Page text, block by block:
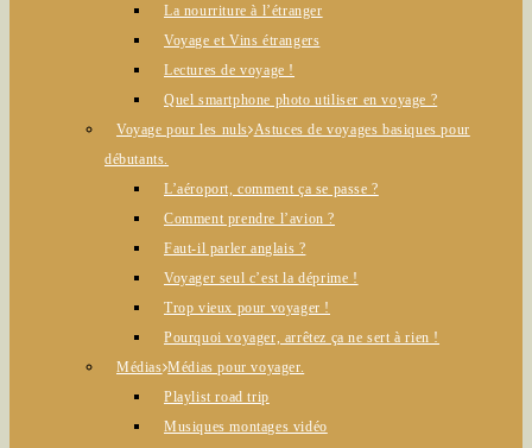
La nourriture à l’étranger
Voyage et Vins étrangers
Lectures de voyage !
Quel smartphone photo utiliser en voyage ?
Voyage pour les nuls Astuces de voyages basiques pour
débutants.
L’aéroport, comment ça se passe ?
Comment prendre l’avion ?
Faut-il parler anglais ?
Voyager seul c’est la déprime !
Trop vieux pour voyager !
Pourquoi voyager, arrêtez ça ne sert à rien !
Médias Médias pour voyager.
Playlist road trip
Musiques montages vidéo